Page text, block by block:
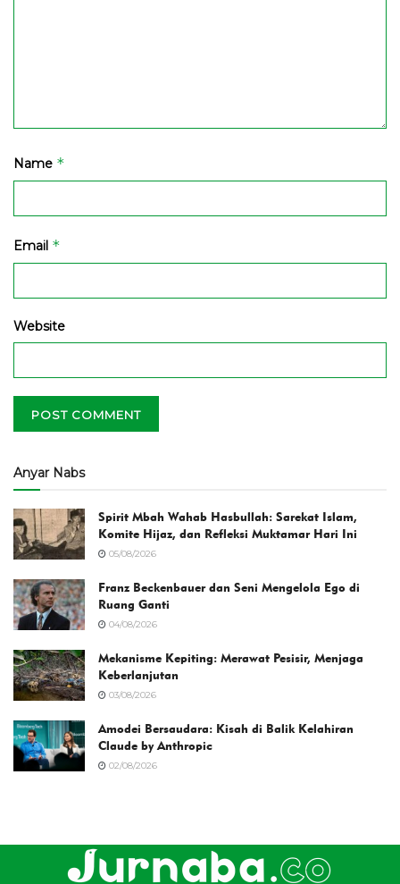
Name *
Email *
Website
Anyar Nabs
Spirit Mbah Wahab Hasbullah: Sarekat Islam,
Komite Hijaz, dan Refleksi Muktamar Hari Ini
05/08/2026
Franz Beckenbauer dan Seni Mengelola Ego di
Ruang Ganti
04/08/2026
Mekanisme Kepiting: Merawat Pesisir, Menjaga
Keberlanjutan
03/08/2026
Amodei Bersaudara: Kisah di Balik Kelahiran
Claude by Anthropic
02/08/2026